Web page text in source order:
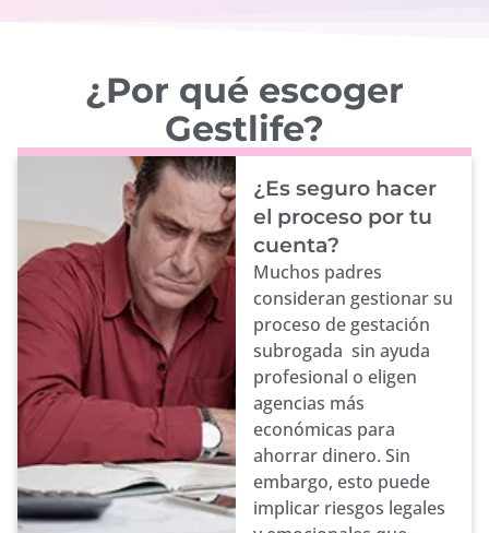
¿Por qué escoger
Gestlife?
¿Es seguro hacer
el proceso por tu
cuenta?
Muchos padres
consideran gestionar su
proceso de gestación
subrogada sin ayuda
profesional o eligen
agencias más
económicas para
ahorrar dinero. Sin
embargo, esto puede
implicar riesgos legales